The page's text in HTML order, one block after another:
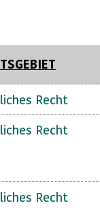
Recht
Recht
Recht